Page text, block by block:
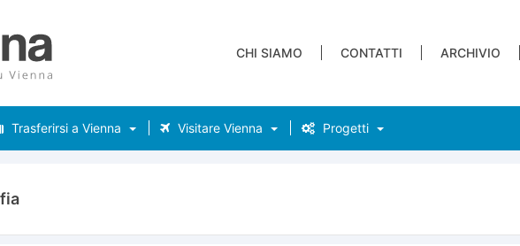
CHI SIAMO CONTATTI ARCHIVIO
Trasferirsi a Vienna Visitare Vienna Progetti